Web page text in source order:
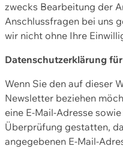
zwecks Bearbeitung der
Anschlussfragen bei uns
wir nicht ohne Ihre
Datenschutzerklärung
Wenn Sie den auf dieser
Newsletter beziehen
eine E-Mail-Adresse
Überprüfung gestatten,
angegebenen E-Mail-